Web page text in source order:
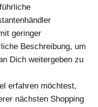
geringer
Beschreibung, um
Dich weitergeben zu
erfahren möchtest,
nächsten Shopping